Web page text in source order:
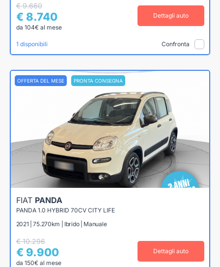
€ 9.660
€ 8.740
da 104€ al mese
Dettagli auto
1 disponibili Confronta
OFFERTA DEL MESE PRONTA CONSEGNA
FIAT PANDA
PANDA 1.0 HYBRID 70CV CITY LIFE
2021 | 75.270km | Ibrido | Manuale
€ 10.296
€ 9.900
da 150€ al mese
Dettagli auto